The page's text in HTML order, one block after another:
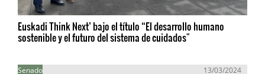
Euskadi Think Next’ bajo el título “El desarrollo humano
sostenible y el futuro del sistema de cuidados"
Senado 13/03/2024